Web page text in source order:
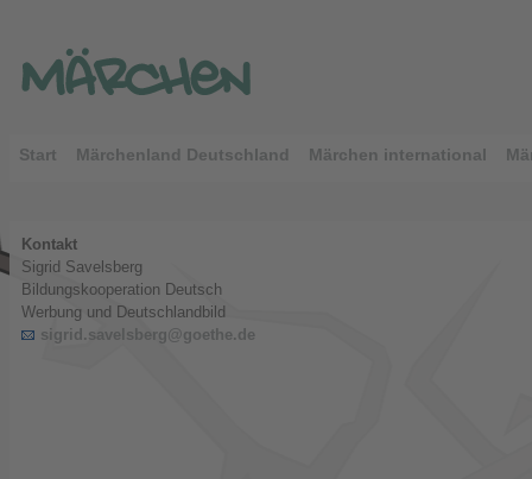
Start Märchenland Deutschland Märchen international
Kontakt
Sigrid Savelsberg
Bildungskooperation Deutsch
Werbung und Deutschlandbild
sigrid.savelsberg@goethe.de